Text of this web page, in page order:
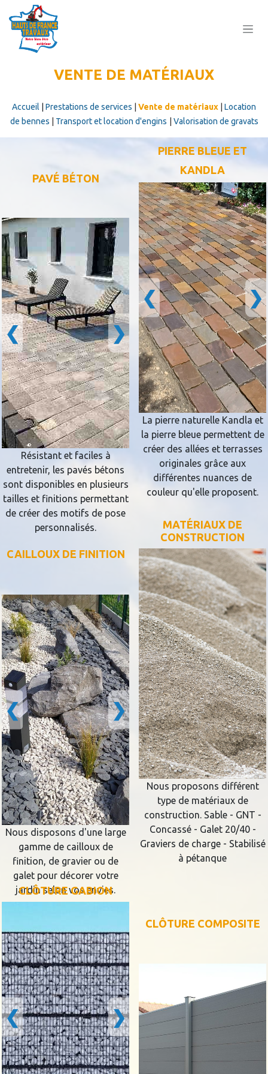
Se rendre au contenu
VENTE DE MATÉRIAUX
Accueil Prestations de services Vente de matériaux
Location
de bennes
Transport et location d'engins Valorisation de gravats
PAVÉ BÉTON
❮ ❯
Résistant et faciles à
entretenir, les pavés bétons
sont disponibles en plusieurs
tailles et finitions permettant
de créer des motifs de pose
personnalisés.
PIERRE BLEUE ET
KANDLA
❮ ❯
La pierre naturelle Kandla et
la pierre bleue permettent de
créer des allées et terrasses
originales grâce aux
différentes nuances de
couleur qu'elle proposent.
CAILLOUX DE FINITION
❮ ❯
Nous disposons d'une large
gamme de cailloux de
finition, de gravier ou de
galet pour décorer votre
jardin selon vos envies.
MATÉRIAUX DE
CONSTRUCTION
Nous proposons différent
type de matériaux de
construction. Sable - GNT -
Concassé - Galet 20/40 -
Graviers de charge - Stabilisé
à pétanque
CLÔTURE GABION
❮ ❯
CLÔTURE COMPOSITE